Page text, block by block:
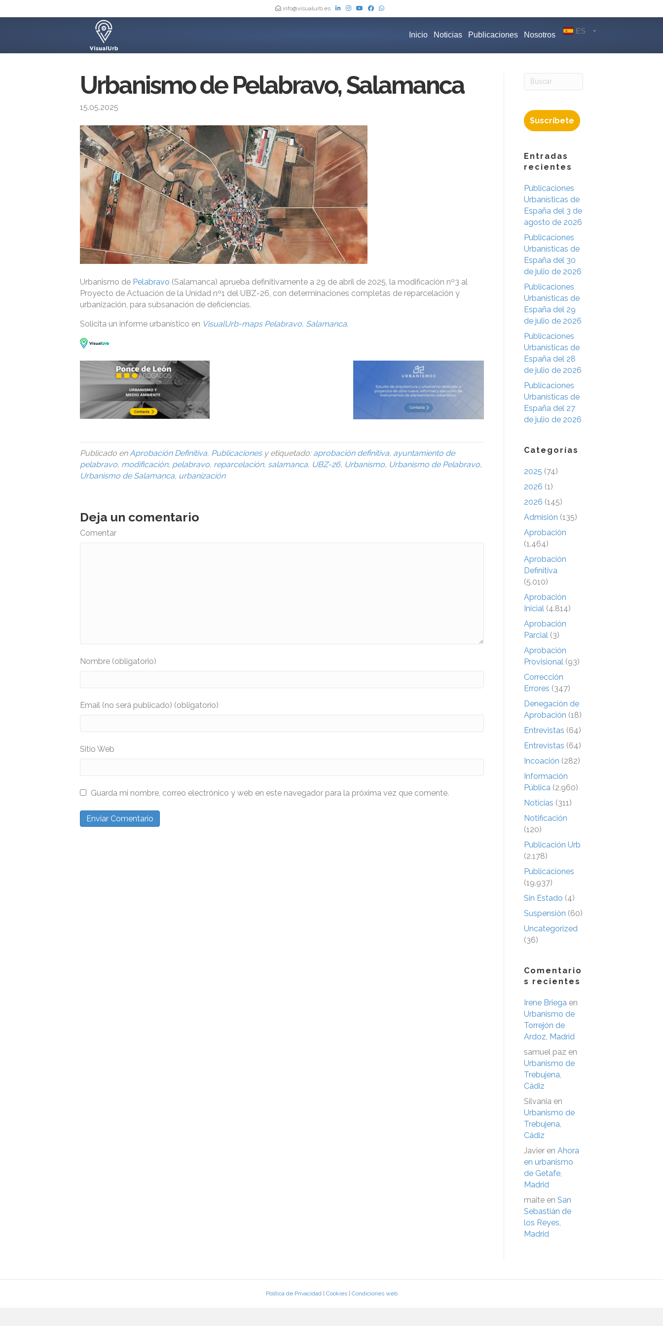
info@visualurb.es
Inicio Noticias Publicaciones Nosotros ES
Urbanismo de Pelabravo, Salamanca
15.05.2025
Urbanismo de Pelabravo (Salamanca) aprueba definitivamente a 29 de abril de 2025, la modificación nº3 al
Proyecto de Actuación de la Unidad nº1 del UBZ-26, con determinaciones completas de reparcelación y
urbanización, para subsanación de deficiencias.
Solicita un informe urbanístico en VisualUrb-maps Pelabravo, Salamanca.
Publicado enAprobación Definitiva, Publicacionesy etiquetado: aprobación definitiva, ayuntamiento de
pelabravo, modificación, pelabravo, reparcelación, salamanca, UBZ-26, Urbanismo, Urbanismo de Pelabravo,
Urbanismo de Salamanca, urbanización
Deja un comentario
Comentar
Nombre (obligatorio)
Email (no será publicado) (obligatorio)
Sitio Web
Guarda mi nombre, correo electrónico y web en este navegador para la próxima vez que comente.
Suscríbete
Entradas
recientes
Publicaciones
Urbanísticas de
España del 3 de
agosto de 2026
Publicaciones
Urbanísticas de
España del 30
de julio de 2026
Publicaciones
Urbanísticas de
España del 29
de julio de 2026
Publicaciones
Urbanísticas de
España del 28
de julio de 2026
Publicaciones
Urbanísticas de
España del 27
de julio de 2026
Categorías
2025 (74)
2026 (1)
2026 (145)
Admisión (135)
Aprobación
(1.464)
Aprobación
Definitiva
(5.010)
Aprobación
Inicial (4.814)
Aprobación
Parcial (3)
Aprobación
Provisional (93)
Corrección
Errores (347)
Denegación de
Aprobación (18)
Entrevistas (64)
Entrevistas (64)
Incoación (282)
Información
Pública (2.960)
Noticias (311)
Notificación
(120)
Publicación Urb
(2.178)
Publicaciones
(19.937)
Sin Estado (4)
Suspensión (60)
Uncategorized
(36)
Comentario
s recientes
Irene Briega en
Urbanismo de
Torrejón de
Ardoz, Madrid
samuel paz en
Urbanismo de
Trebujena,
Cádiz
Silvania en
Urbanismo de
Trebujena,
Cádiz
Javier en Ahora
en urbanismo
de Getafe,
Madrid
maite en San
Sebastián de
los Reyes,
Madrid
Política de Privacidad| Cookies| Condiciones web